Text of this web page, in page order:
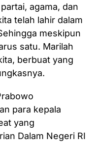
agama, dan
telah lahir dalam
meskipun
satu. Marilah
berbuat yang
para kepala
yang
Dalam Negeri RI